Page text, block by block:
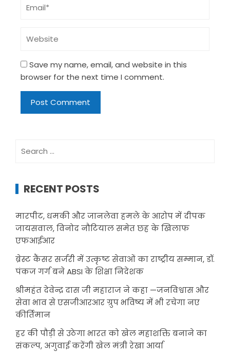
Save my name, email, and website in this
browser for the next time I comment.
for:
RECENT POSTS
मारपीट, धमकी और जानलेवा हमले के आरोप में दीपक
जायसवाल, विनोद नौटियाल समेत छह के खिलाफ
एफआईआर
ब्रेस्ट कैंसर सर्जरी में उत्कृष्ट सेवाओं का राष्ट्रीय सम्मान, डॉ.
पंकज गर्ग बने ABSI के शिक्षा निदेशक
श्रीमहंत देवेन्द्र दास जी महाराज ने कहा —जनविश्वास और
सेवा भाव से एसजीआरआर ग्रुप भविष्य में भी रचेगा नए
कीर्तिमान
हर की पौड़ी से उठेगा भारत को खेल महाशक्ति बनाने का
संकल्प, अगुवाई करेंगी खेल मंत्री रेखा आर्या